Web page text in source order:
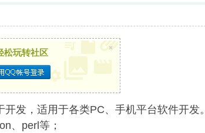
松玩转社区 ×
发，适用于各类PC、手机平台软件开发。
、perl等；